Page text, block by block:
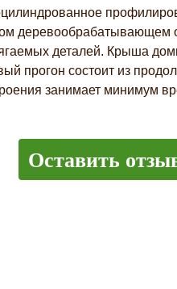
деревообрабатывающем
деталей. Крыша
прогон состоит из
занимает минимум
Оставить